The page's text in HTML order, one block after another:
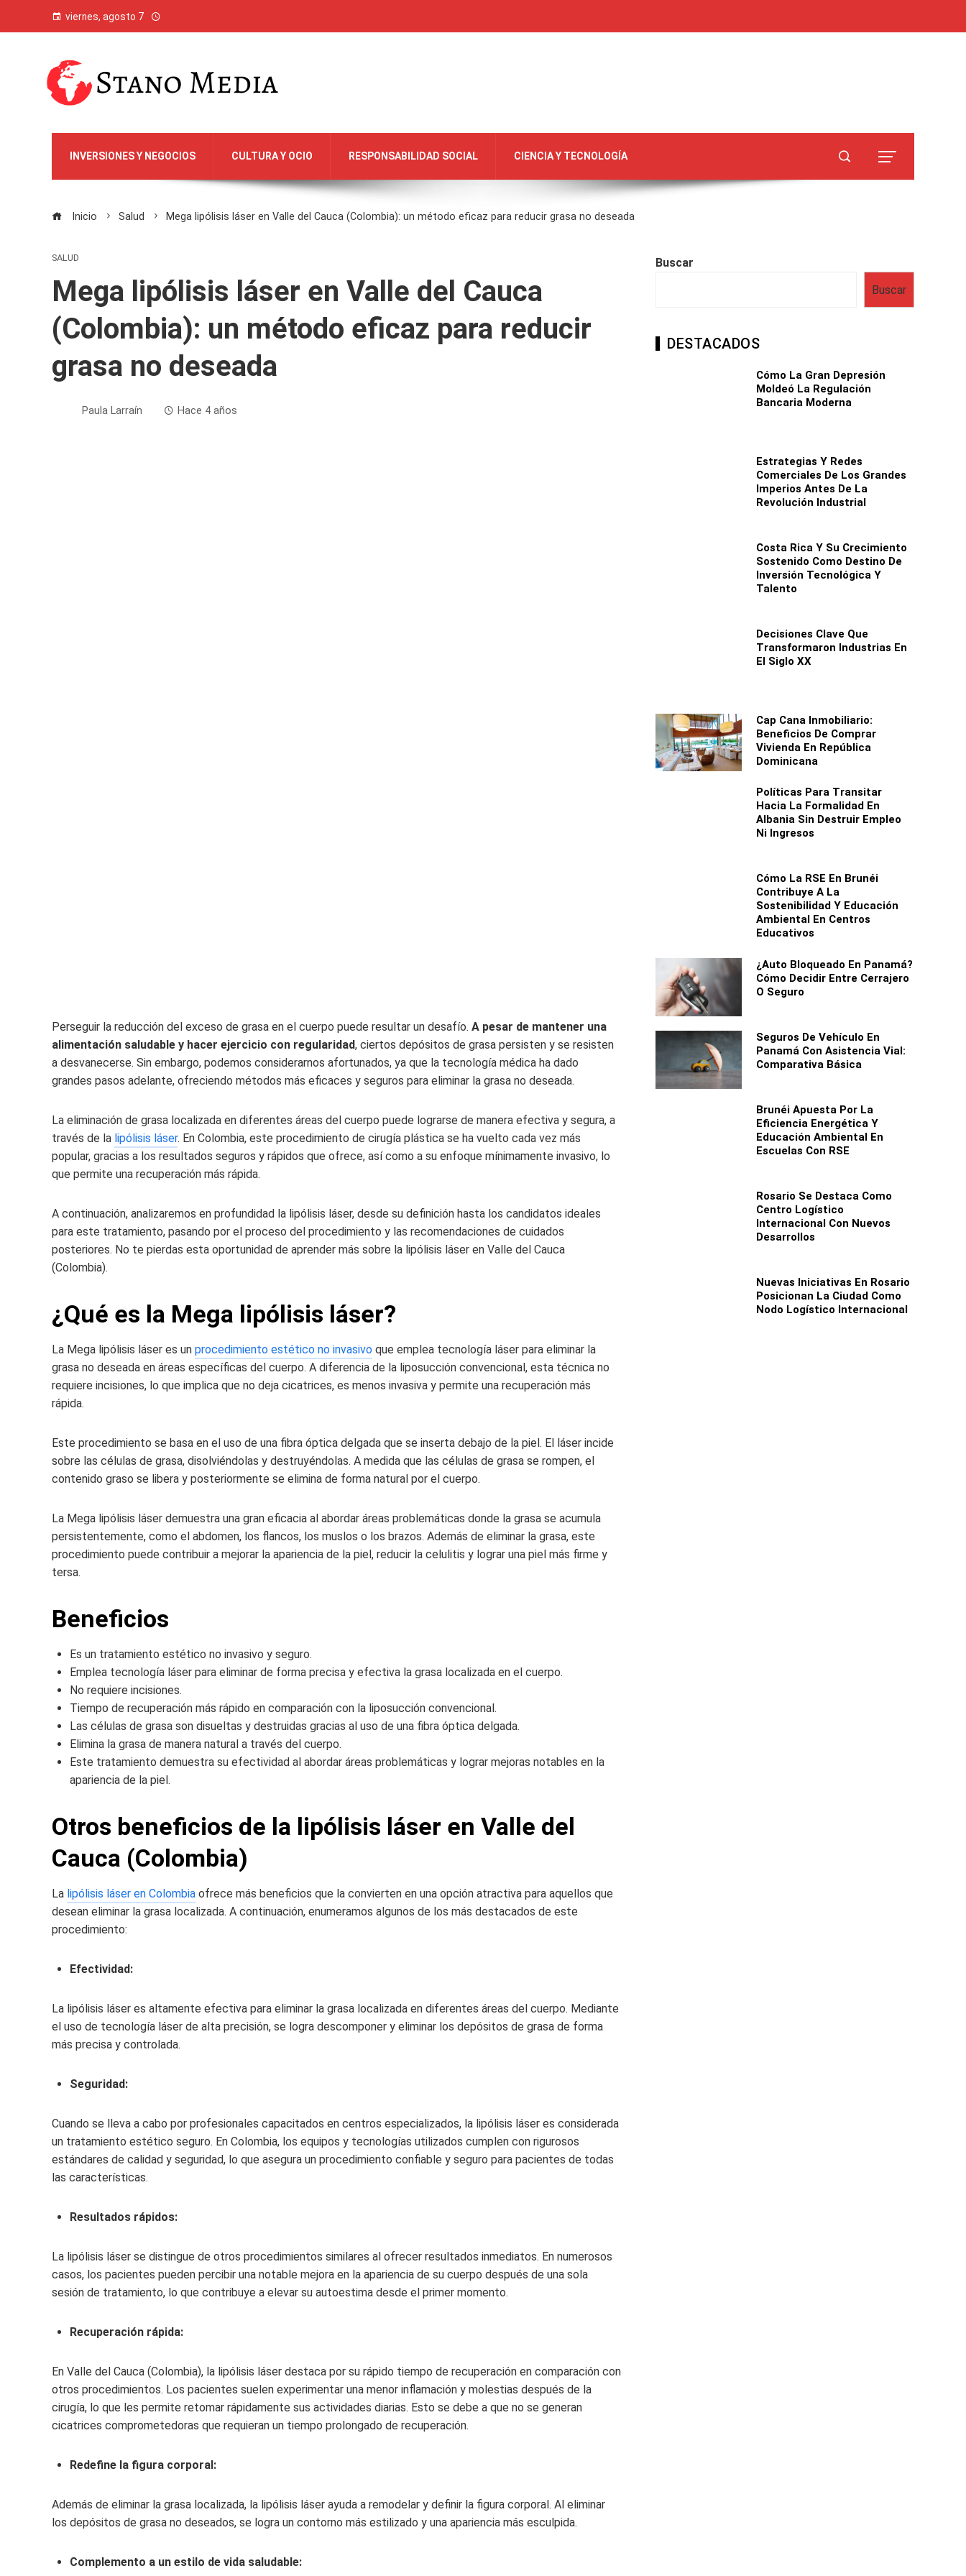
viernes, agosto 7
INVERSIONES Y NEGOCIOS CULTURA Y OCIO RESPONSABILIDAD SOCIAL CIENCIA Y TECNOLOGÍA
Inicio Salud Mega lipólisis láser en Valle del Cauca (Colombia): un método eficaz para reducir grasa no deseada
SALUD
Mega lipólisis láser en Valle del Cauca
(Colombia): un método eficaz para reducir
grasa no deseada
Paula Larraín Hace 4 años
Perseguir la reducción del exceso de grasa en el cuerpo puede resultar un desafío. A pesar de mantener una
alimentación saludable y hacer ejercicio con regularidad, ciertos depósitos de grasa persisten y se resisten
a desvanecerse. Sin embargo, podemos considerarnos afortunados, ya que la tecnología médica ha dado
grandes pasos adelante, ofreciendo métodos más eficaces y seguros para eliminar la grasa no deseada.
La eliminación de grasa localizada en diferentes áreas del cuerpo puede lograrse de manera efectiva y segura, a
través de la lipólisis láser. En Colombia, este procedimiento de cirugía plástica se ha vuelto cada vez más
popular, gracias a los resultados seguros y rápidos que ofrece, así como a su enfoque mínimamente invasivo, lo
que permite una recuperación más rápida.
A continuación, analizaremos en profundidad la lipólisis láser, desde su definición hasta los candidatos ideales
para este tratamiento, pasando por el proceso del procedimiento y las recomendaciones de cuidados
posteriores. No te pierdas esta oportunidad de aprender más sobre la lipólisis láser en Valle del Cauca
(Colombia).
¿Qué es la Mega lipólisis láser?
La Mega lipólisis láser es un procedimiento estético no invasivo que emplea tecnología láser para eliminar la
grasa no deseada en áreas específicas del cuerpo. A diferencia de la liposucción convencional, esta técnica no
requiere incisiones, lo que implica que no deja cicatrices, es menos invasiva y permite una recuperación más
rápida.
Este procedimiento se basa en el uso de una fibra óptica delgada que se inserta debajo de la piel. El láser incide
sobre las células de grasa, disolviéndolas y destruyéndolas. A medida que las células de grasa se rompen, el
contenido graso se libera y posteriormente se elimina de forma natural por el cuerpo.
La Mega lipólisis láser demuestra una gran eficacia al abordar áreas problemáticas donde la grasa se acumula
persistentemente, como el abdomen, los flancos, los muslos o los brazos. Además de eliminar la grasa, este
procedimiento puede contribuir a mejorar la apariencia de la piel, reducir la celulitis y lograr una piel más firme y
tersa.
Beneficios
Es un tratamiento estético no invasivo y seguro.
Emplea tecnología láser para eliminar de forma precisa y efectiva la grasa localizada en el cuerpo.
No requiere incisiones.
Tiempo de recuperación más rápido en comparación con la liposucción convencional.
Las células de grasa son disueltas y destruidas gracias al uso de una fibra óptica delgada.
Elimina la grasa de manera natural a través del cuerpo.
Este tratamiento demuestra su efectividad al abordar áreas problemáticas y lograr mejoras notables en la
apariencia de la piel.
Otros beneficios de la lipólisis láser en Valle del
Cauca (Colombia)
La lipólisis láser en Colombia ofrece más beneficios que la convierten en una opción atractiva para aquellos que
desean eliminar la grasa localizada. A continuación, enumeramos algunos de los más destacados de este
procedimiento:
Efectividad:
La lipólisis láser es altamente efectiva para eliminar la grasa localizada en diferentes áreas del cuerpo. Mediante
el uso de tecnología láser de alta precisión, se logra descomponer y eliminar los depósitos de grasa de forma
más precisa y controlada.
Seguridad:
Cuando se lleva a cabo por profesionales capacitados en centros especializados, la lipólisis láser es considerada
un tratamiento estético seguro. En Colombia, los equipos y tecnologías utilizados cumplen con rigurosos
estándares de calidad y seguridad, lo que asegura un procedimiento confiable y seguro para pacientes de todas
las características.
Resultados rápidos:
La lipólisis láser se distingue de otros procedimientos similares al ofrecer resultados inmediatos. En numerosos
casos, los pacientes pueden percibir una notable mejora en la apariencia de su cuerpo después de una sola
sesión de tratamiento, lo que contribuye a elevar su autoestima desde el primer momento.
Recuperación rápida:
En Valle del Cauca (Colombia), la lipólisis láser destaca por su rápido tiempo de recuperación en comparación con
otros procedimientos. Los pacientes suelen experimentar una menor inflamación y molestias después de la
cirugía, lo que les permite retomar rápidamente sus actividades diarias. Esto se debe a que no se generan
cicatrices comprometedoras que requieran un tiempo prolongado de recuperación.
Redefine la figura corporal:
Además de eliminar la grasa localizada, la lipólisis láser ayuda a remodelar y definir la figura corporal. Al eliminar
los depósitos de grasa no deseados, se logra un contorno más estilizado y una apariencia más esculpida.
Complemento a un estilo de vida saludable:
Buscar
Buscar
DESTACADOS
Cómo La Gran Depresión
Moldeó La Regulación
Bancaria Moderna
Estrategias Y Redes
Comerciales De Los Grandes
Imperios Antes De La
Revolución Industrial
Costa Rica Y Su Crecimiento
Sostenido Como Destino De
Inversión Tecnológica Y
Talento
Decisiones Clave Que
Transformaron Industrias En
El Siglo XX
Cap Cana Inmobiliario:
Beneficios De Comprar
Vivienda En República
Dominicana
Políticas Para Transitar
Hacia La Formalidad En
Albania Sin Destruir Empleo
Ni Ingresos
Cómo La RSE En Brunéi
Contribuye A La
Sostenibilidad Y Educación
Ambiental En Centros
Educativos
¿Auto Bloqueado En Panamá?
Cómo Decidir Entre Cerrajero
O Seguro
Seguros De Vehículo En
Panamá Con Asistencia Vial:
Comparativa Básica
Brunéi Apuesta Por La
Eficiencia Energética Y
Educación Ambiental En
Escuelas Con RSE
Rosario Se Destaca Como
Centro Logístico
Internacional Con Nuevos
Desarrollos
Nuevas Iniciativas En Rosario
Posicionan La Ciudad Como
Nodo Logístico Internacional